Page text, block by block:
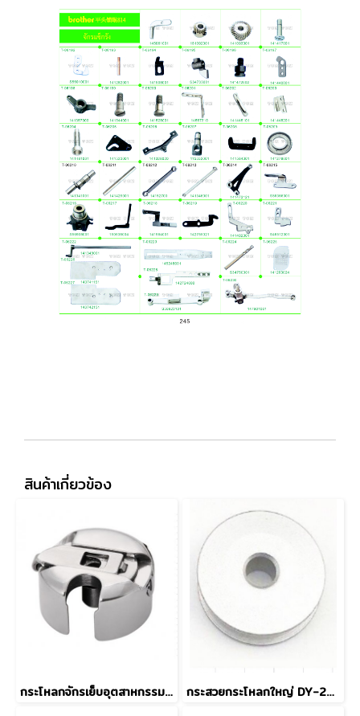
สินค้าเกี่ยวข้อง
กระโหลกจักรเย็บอุตสาหกรรม BC-DB1 (MGP) กระสวยกระโหลกใหญ่ DY-201 18034 แบบอลูมิเนียม